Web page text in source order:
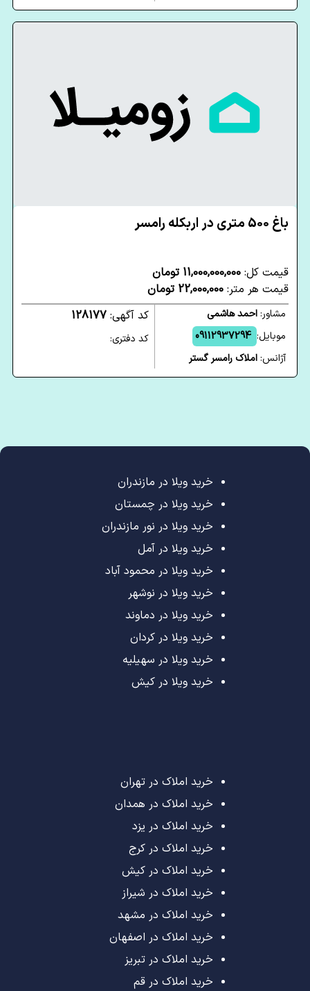
باغ 500 متری در اربکله رامسر
قیمت کل: 11,000,000,000 تومان
قیمت هر متر: 22,000,000 تومان
مشاور:احمد هاشمی
موبایل: 09112937294
آژانس:املاک رامسر گستر
کد آگهی: 128177
کد دفتری:
خرید ویلا در مازندران
خرید ویلا در چمستان
خرید ویلا در نور مازندران
خرید ویلا در آمل
خرید ویلا در محمود آباد
خرید ویلا در نوشهر
خرید ویلا در دماوند
خرید ویلا در کردان
خرید ویلا در سهیلیه
خرید ویلا در کیش
خرید املاک در تهران
خرید املاک در همدان
خرید املاک در یزد
خرید املاک در کرج
خرید املاک در کیش
خرید املاک در شیراز
خرید املاک در مشهد
خرید املاک در اصفهان
خرید املاک در تبریز
خرید املاک در قم